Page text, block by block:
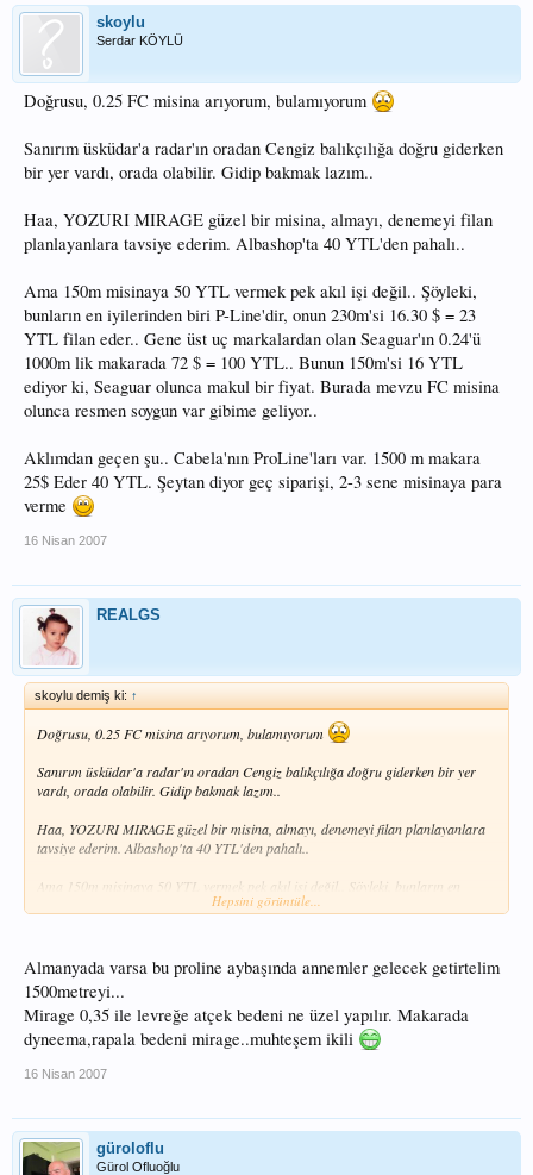
skoylu
Serdar KÖYLÜ
Doğrusu, 0.25 FC misina arıyorum, bulamıyorum
Sanırım üsküdar'a radar'ın oradan Cengiz balıkçılığa doğru giderken
bir yer vardı, orada olabilir. Gidip bakmak lazım..
Haa, YOZURI MIRAGE güzel bir misina, almayı, denemeyi filan
planlayanlara tavsiye ederim. Albashop'ta 40 YTL'den pahalı..
Ama 150m misinaya 50 YTL vermek pek akıl işi değil.. Şöyleki,
bunların en iyilerinden biri P-Line'dir, onun 230m'si 16.30 $ = 23
YTL filan eder.. Gene üst uç markalardan olan Seaguar'ın 0.24'ü
1000m lik makarada 72 $ = 100 YTL.. Bunun 150m'si 16 YTL
ediyor ki, Seaguar olunca makul bir fiyat. Burada mevzu FC misina
olunca resmen soygun var gibime geliyor..
Aklımdan geçen şu.. Cabela'nın ProLine'ları var. 1500 m makara
25$ Eder 40 YTL. Şeytan diyor geç siparişi, 2-3 sene misinaya para
verme
16 Nisan 2007
REALGS
skoylu demiş ki: ↑
Doğrusu, 0.25 FC misina arıyorum, bulamıyorum
Sanırım üsküdar'a radar'ın oradan Cengiz balıkçılığa doğru giderken bir yer
vardı, orada olabilir. Gidip bakmak lazım..
Haa, YOZURI MIRAGE güzel bir misina, almayı, denemeyi filan planlayanlara
tavsiye ederim. Albashop'ta 40 YTL'den pahalı..
Ama 150m misinaya 50 YTL vermek pek akıl işi değil.. Şöyleki, bunların en
iyilerinden biri P-Line'dir, onun 230m'si 16.30 $ = 23 YTL filan eder.. Gene üst
FC misina olunca resmen soygun var gibime geliyor..
Aklımdan geçen şu.. Cabela'nın ProLine'ları var. 1500 m makara 25$ Eder 40
YTL. Şeytan diyor geç siparişi, 2-3 sene misinaya para verme
Hepsini görüntüle...
Almanyada varsa bu proline aybaşında annemler gelecek getirtelim
1500metreyi...
Mirage 0,35 ile levreğe atçek bedeni ne üzel yapılır. Makarada
dyneema,rapala bedeni mirage..muhteşem ikili
16 Nisan 2007
güroloflu
Gürol Ofluoğlu